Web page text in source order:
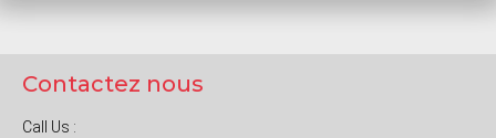
Contactez nous
Call Us :